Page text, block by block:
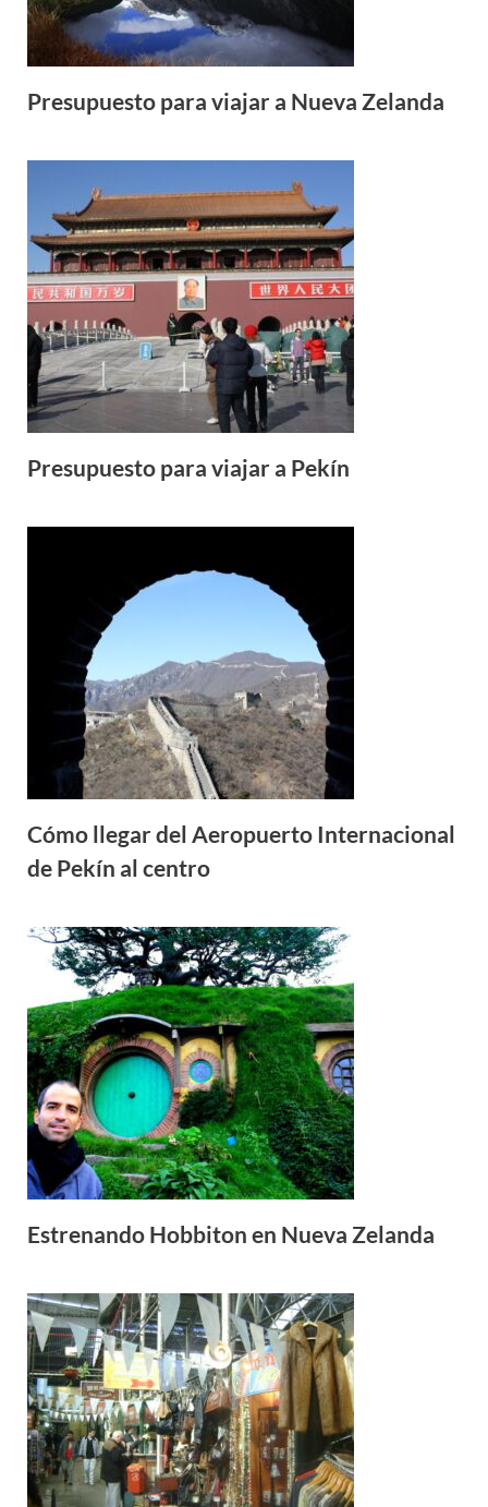
Presupuesto para viajar a Nueva Zelanda
Presupuesto para viajar a Pekín
Cómo llegar del Aeropuerto Internacional
de Pekín al centro
Estrenando Hobbiton en Nueva Zelanda